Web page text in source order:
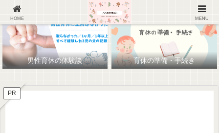
男性育休の体験談 育休の準備・手続き
PR
HOME MENU